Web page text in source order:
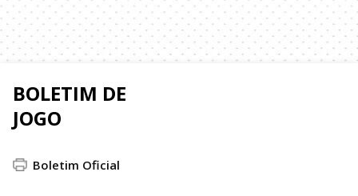
BOLETIM DE
JOGO
Boletim Oficial